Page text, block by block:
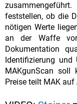
feststellen, ob die
nötigen Werte
an der Waffe
Dokumentation
Identifizierung
MAKgunScan soll
Preise teilt MAK